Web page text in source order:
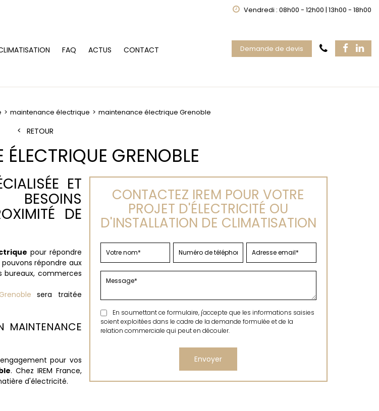
Vendredi : 08h00 - 12h00 | 13h00 - 18h00
FAQ ACTUS CONTACT Demande de devis
maintenance électrique maintenance électrique Grenoble
RETOUR
GRENOBLE
ET
DE
pour répondre
pouvons répondre aux
bureaux, commerces
sera traitée
MAINTENANCE
pour vos
. Chez IREM France,
d'électricité.
CONTACTEZ IREM POUR VOTRE
PROJET D'ÉLECTRICITÉ OU
D'INSTALLATION DE CLIMATISATION
En soumettant ce formulaire, j'accepte que les informations saisies
soient exploitées dans le cadre de la demande formulée et de la
relation commerciale qui peut en découler.